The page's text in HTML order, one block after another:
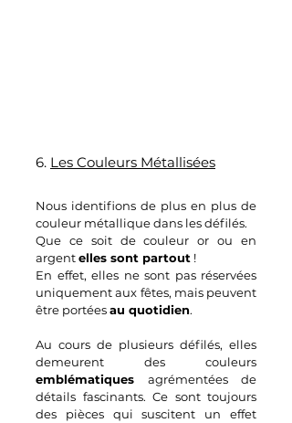
6. Les Couleurs Métallisées
Nous identifions de plus en plus de
couleur métallique dans les défilés.
Que ce soit de couleur or ou en
argent elles sont partout !
En effet, elles ne sont pas réservées
uniquement aux fêtes, mais peuvent
être portées au quotidien.
Au cours de plusieurs défilés, elles
emblématiques agrémentées de
détails fascinants. Ce sont toujours
des pièces qui suscitent un effet